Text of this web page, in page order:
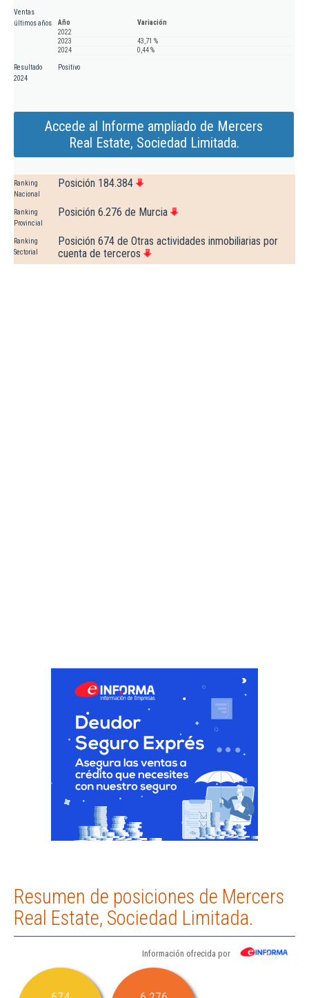
Ventas
últimos años
Año
Variación
2022
2023
43,71 %
2024
0,44 %
Resultado
2024
Positivo
Accede al Informe ampliado de Mercers
Real Estate, Sociedad Limitada.
Ranking
Nacional
Posición 184.384
Ranking
Provincial
Posición 6.276 de Murcia
Ranking
Sectorial
Posición 674 de Otras actividades inmobiliarias por
cuenta de terceros
Resumen de posiciones de Mercers
Real Estate, Sociedad Limitada.
Información ofrecida por